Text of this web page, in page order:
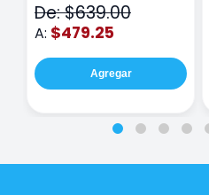
De: $639.00
A: $479.25
Agregar